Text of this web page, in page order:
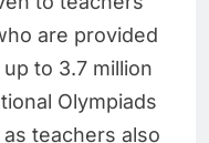
are provided
to 3.7 million
Olympiads
teachers also